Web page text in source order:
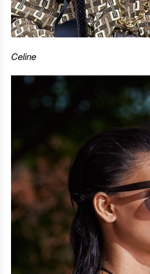
Celine